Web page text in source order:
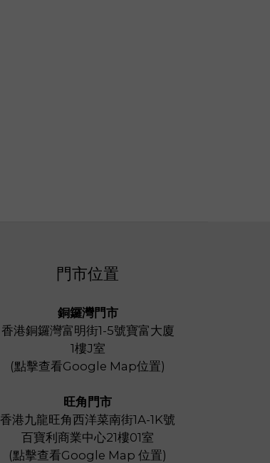
門市位置
銅鑼灣門市
香港銅鑼灣富明街1-5號寶富大廈
1樓J室
(點擊查看Google Map位置)
旺角門市
香港九龍旺角西洋菜南街1A-1K號
百寶利商業中心21樓01室
(點擊查看Google Map 位置)